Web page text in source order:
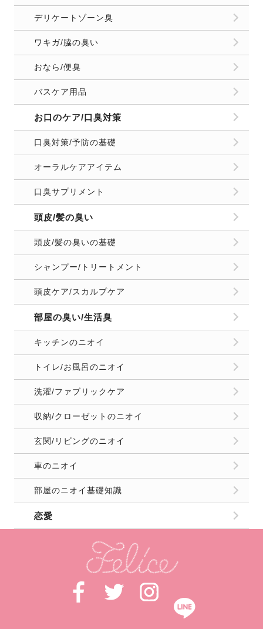
デリケートゾーン臭
ワキガ/脇の臭い
おなら/便臭
バスケア用品
お口のケア/口臭対策
口臭対策/予防の基礎
オーラルケアアイテム
口臭サプリメント
頭皮/髪の臭い
頭皮/髪の臭いの基礎
シャンプー/トリートメント
頭皮ケア/スカルプケア
部屋の臭い/生活臭
キッチンのニオイ
トイレ/お風呂のニオイ
洗濯/ファブリックケア
収納/クローゼットのニオイ
玄関/リビングのニオイ
車のニオイ
部屋のニオイ基礎知識
恋愛